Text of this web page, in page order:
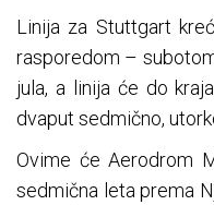
Linija za Stuttgart
rasporedom –
jula, a linija će do
dvaput sedmično,
Ovime će Aerodrom
sedmična leta prema